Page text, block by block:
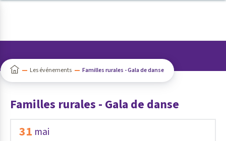
Les événements Familles rurales - Gala de danse
Familles rurales - Gala de danse
31 mai
Panneau de gestion des cookies